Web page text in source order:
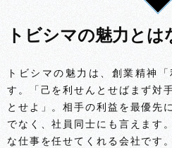
トビシマの魅力とは
トビシマの魅力は、創業精神
す。「己を利せんとせばまず対
とせよ」。相手の利益を最優先
でなく、社員同士にも言えます
な仕事を任せてくれる会社です